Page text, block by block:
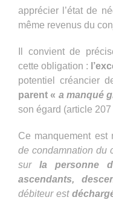
apprécier l’état de
même revenus du
Il convient de
cette obligation :
potentiel créancier
parent « a manqué
son égard (article
Ce manquement est
de condamnation du
sur la personne
ascendants,
débiteur est